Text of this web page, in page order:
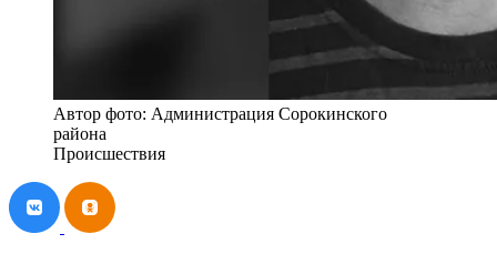
Автор фото: Администрация Сорокинского
района
Происшествия